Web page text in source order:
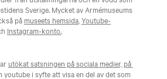
Sverige. Mycket av Armémuseums
på museets hemsida, Youtube-
Instagram-konto.
utökat satsningen på sociala medier, på
youtube i syfte att visa en del av det som